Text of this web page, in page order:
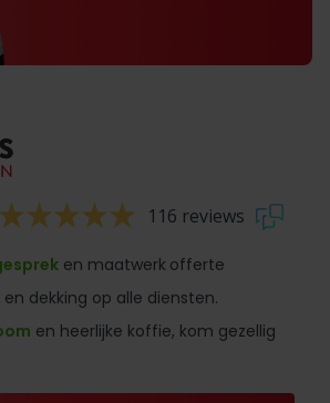
116 reviews
en maatwerk offerte
en dekking op alle diensten.
en heerlijke koffie, kom gezellig